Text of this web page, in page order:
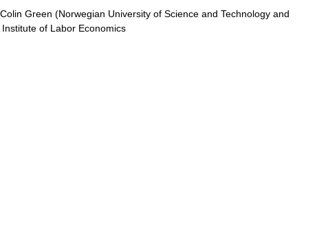
Green (Norwegian University of Science and Technology and
of Labor Economics